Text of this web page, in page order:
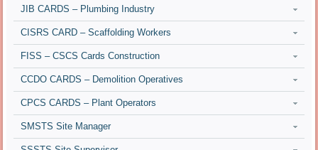
JIB CARDS – Plumbing Industry
CISRS CARD – Scaffolding Workers
FISS – CSCS Cards Construction
CCDO CARDS – Demolition Operatives
CPCS CARDS – Plant Operators
SMSTS Site Manager